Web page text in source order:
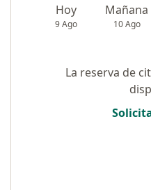
Hoy
9 Ago
Mañana
10 Ago
La reserva de